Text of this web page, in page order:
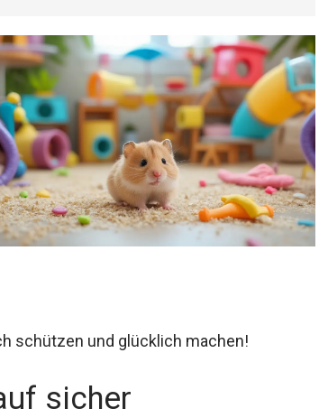
schützen und glücklich machen!
sicher